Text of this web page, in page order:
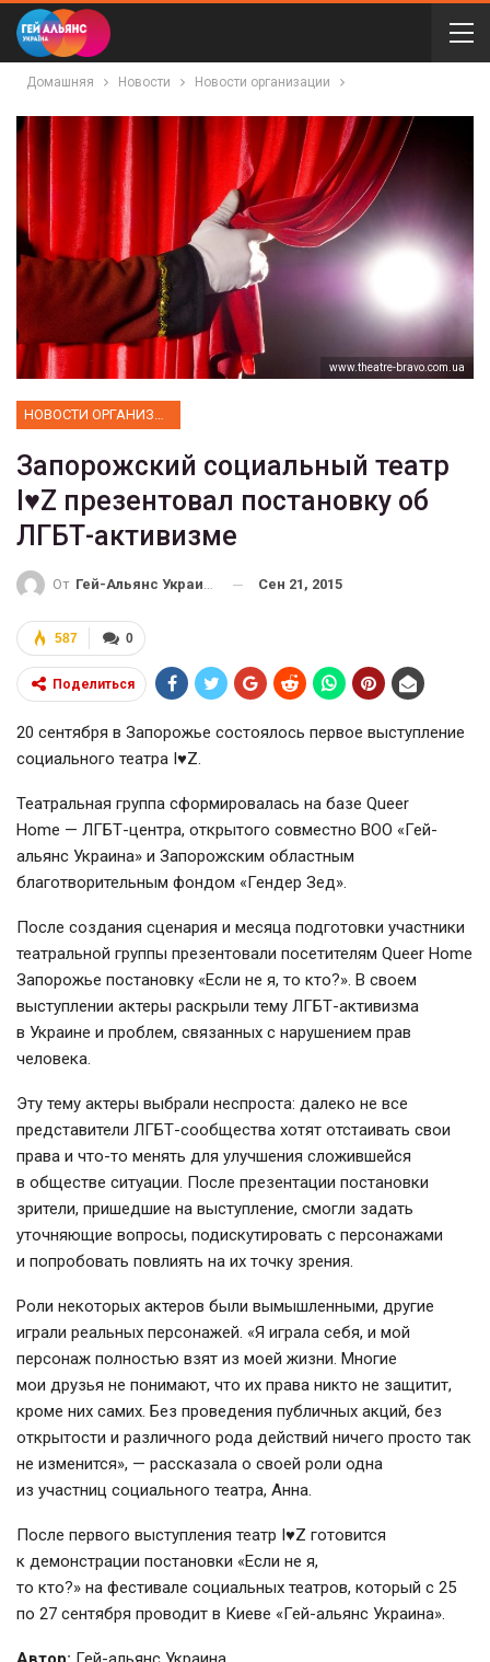
Домашняя Новости Новости организации
www.theatre-bravo.com.ua
Запорожский социальный театр
I♥Z презентовал постановку об
ЛГБТ-активизме
От Гей-Альянс Украина Сен 21, 2015
0
587
Поделиться
20 сентября в Запорожье состоялось первое выступление
социального театра I♥Z.
Театральная группа сформировалась на базе Queer
Home — ЛГБТ-центра, открытого совместно ВОО «Гей-
альянс Украина» и Запорожским областным
благотворительным фондом «Гендер Зед».
После создания сценария и месяца подготовки участники
театральной группы презентовали посетителям Queer Home
Запорожье постановку «Если не я, то кто?». В своем
выступлении актеры раскрыли тему ЛГБТ-активизма
в Украине и проблем, связанных с нарушением прав
человека.
Эту тему актеры выбрали неспроста: далеко не все
представители ЛГБТ-сообщества хотят отстаивать свои
права и что-то менять для улучшения сложившейся
в обществе ситуации. После презентации постановки
зрители, пришедшие на выступление, смогли задать
уточняющие вопросы, подискутировать с персонажами
и попробовать повлиять на их точку зрения.
Роли некоторых актеров были вымышленными, другие
играли реальных персонажей. «Я играла себя, и мой
персонаж полностью взят из моей жизни. Многие
мои друзья не понимают, что их права никто не защитит,
кроме них самих. Без проведения публичных акций, без
открытости и различного рода действий ничего просто так
не изменится», — рассказала о своей роли одна
из участниц социального театра, Анна.
После первого выступления театр I♥Z готовится
к демонстрации постановки «Если не я,
то кто?» на фестивале социальных театров, который с 25
по 27 сентября проводит в Киеве «Гей-альянс Украина».